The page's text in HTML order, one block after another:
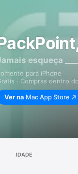
esqueça
para iPhone
· Compras dentro
Ver na Mac App Store
IDADE